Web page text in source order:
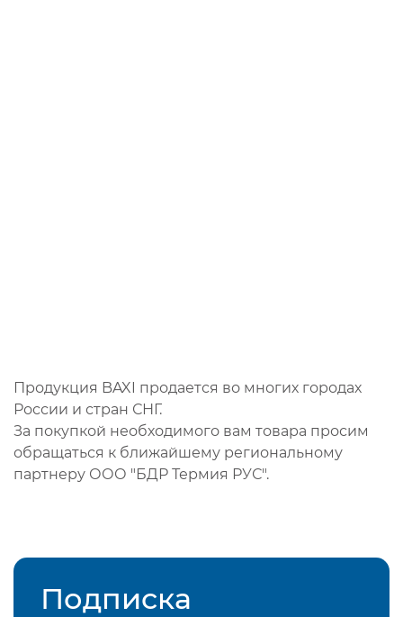
Продукция BAXI продается во многих городах
России и стран СНГ.
За покупкой необходимого вам товара просим
обращаться к ближайшему региональному
партнеру ООО "БДР Термия РУС".
Подписка